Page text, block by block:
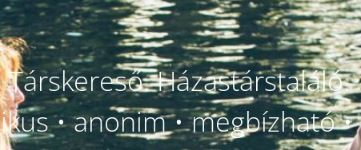
Társkereső. Házastárstaláló.
• anonim • megbízható